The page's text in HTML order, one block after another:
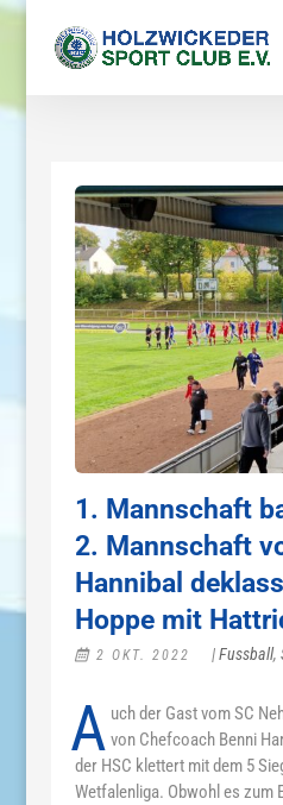
1. Mannschaft
2. Mannschaft
Hannibal
Hoppe mit
2 OKT. 2022 |Fussball,
A uch der Gast vom SC
von Chefcoach Benni
der HSC klettert mit dem 5
Wetfalenliga. Obwohl es zum